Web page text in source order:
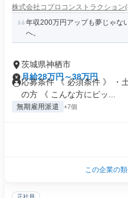
株式会社コプロコンストラクション
年収200万円アップも夢じゃな
へ。
茨城県神栖市
月給28万円～38万円
応募条件 《 必須条件 》 ・
の方 《 こんな方にピッ...
無期雇用派遣 +7個
この企業の
正社員